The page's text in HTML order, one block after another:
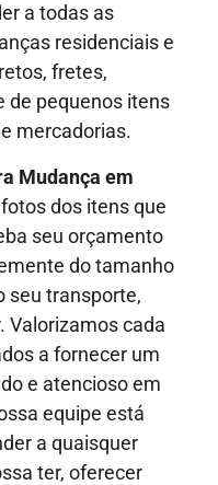
a todas as
residenciais e
fretes,
de pequenos itens
mercadorias.
Mudança em
dos itens que
seu orçamento
do tamanho
seu transporte,
Valorizamos cada
a fornecer um
e atencioso em
equipe está
a quaisquer
ter, oferecer